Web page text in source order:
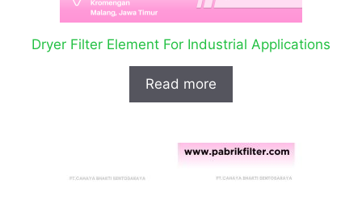
Dryer Filter Element For Industrial Applications
Read more